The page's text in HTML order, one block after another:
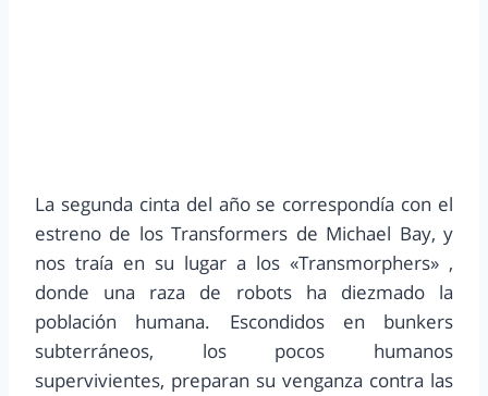
La segunda cinta del año se correspondía con el
estreno de los Transformers de Michael Bay, y
nos traía en su lugar a los «Transmorphers» ,
donde una raza de robots ha diezmado la
población humana. Escondidos en bunkers
subterráneos, los pocos humanos
supervivientes, preparan su venganza contra las